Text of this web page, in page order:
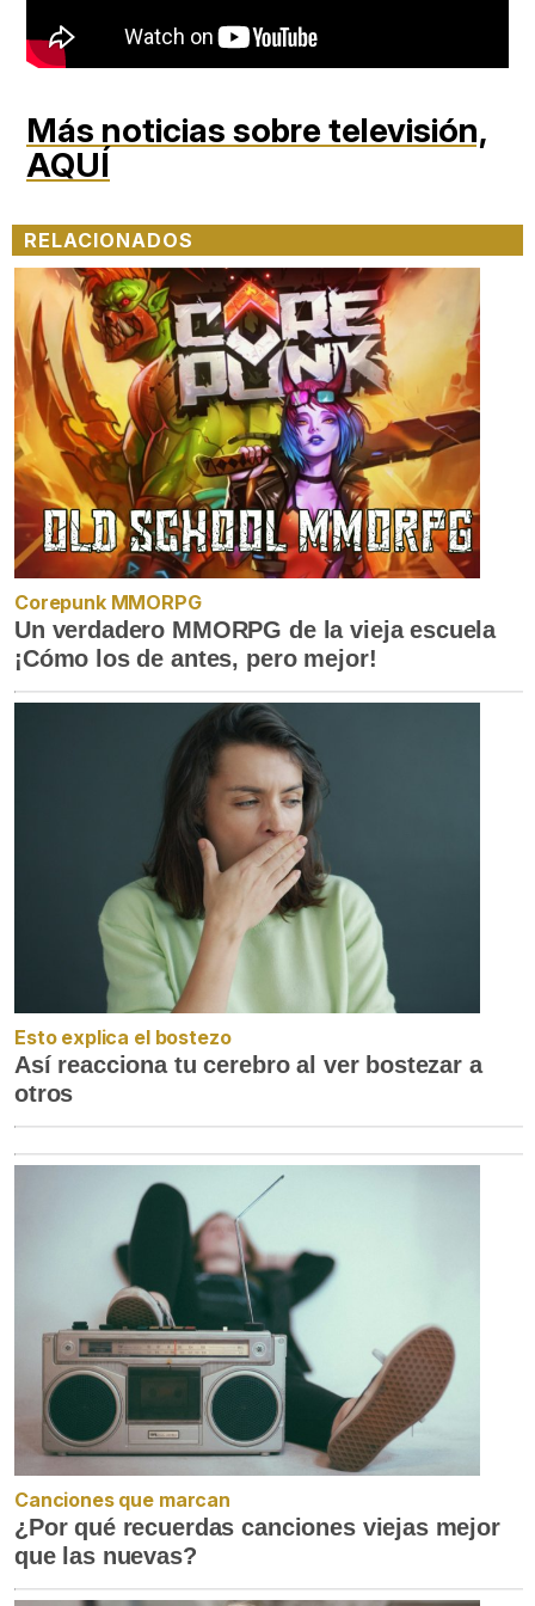
Más noticias sobre televisión,
AQUÍ
RELACIONADOS
Corepunk MMORPG
Un verdadero MMORPG de la vieja escuela
¡Cómo los de antes, pero mejor!
Esto explica el bostezo
Así reacciona tu cerebro al ver bostezar a
otros
Canciones que marcan
¿Por qué recuerdas canciones viejas mejor
que las nuevas?